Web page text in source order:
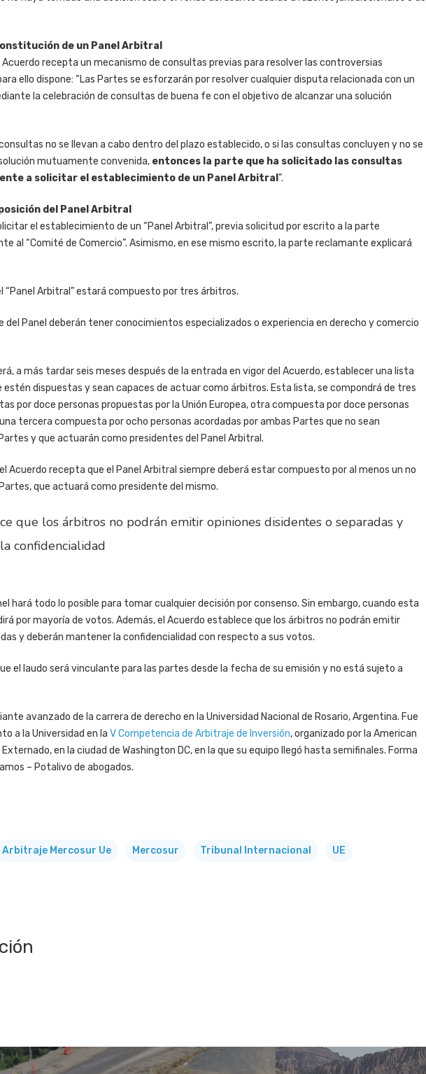
de un Panel Arbitral
recepta un mecanismo de consultas previas para resolver las controversias
ello dispone: “Las Partes se esforzarán por resolver cualquier disputa relacionada con un
la celebración de consultas de buena fe con el objetivo de alcanzar una solución
no se llevan a cabo dentro del plazo establecido, o si las consultas concluyen y no se
mutuamente convenida, entonces la parte que ha solicitado las consultas
a solicitar el establecimiento de un Panel Arbitral ”.
del Panel Arbitral
el establecimiento de un “Panel Arbitral”, previa solicitud por escrito a la parte
al “Comité de Comercio”. Asimismo, en ese mismo escrito, la parte reclamante explicará
“Panel Arbitral” estará compuesto por tres árbitros.
del Panel deberán tener conocimientos especializados o experiencia en derecho y comercio
a más tardar seis meses después de la entrada en vigor del Acuerdo, establecer una lista
estén dispuestas y sean capaces de actuar como árbitros. Esta lista, se compondrá de tres
por doce personas propuestas por la Unión Europea, otra compuesta por doce personas
una tercera compuesta por ocho personas acordadas por ambas Partes que no sean
y que actuarán como presidentes del Panel Arbitral.
Acuerdo recepta que el Panel Arbitral siempre deberá estar compuesto por al menos un no
que actuará como presidente del mismo.
que los árbitros no podrán emitir opiniones disidentes o separadas y
confidencialidad
hará todo lo posible para tomar cualquier decisión por consenso. Sin embargo, cuando esta
por mayoría de votos. Además, el Acuerdo establece que los árbitros no podrán emitir
y deberán mantener la confidencialidad con respecto a sus votos.
el laudo será vinculante para las partes desde la fecha de su emisión y no está sujeto a
avanzado de la carrera de derecho en la Universidad Nacional de Rosario, Argentina. Fue
a la Universidad en la V Competencia de Arbitraje de Inversión, organizado por la American
en la ciudad de Washington DC, en la que su equipo llegó hasta semifinales. Forma
– Potalivo de abogados.
Arbitraje Mercosur Ue Mercosur Tribunal Internacional UE